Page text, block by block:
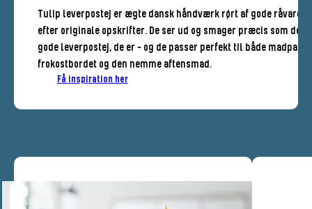
Tulip leverpostej er ægte dansk håndværk rørt af gode råvarer
efter originale opskrifter. De ser ud og smager præcis som den
gode leverpostej, de er – og de passer perfekt til både
frokostbordet og den nemme aftensmad.​
Få inspiration her